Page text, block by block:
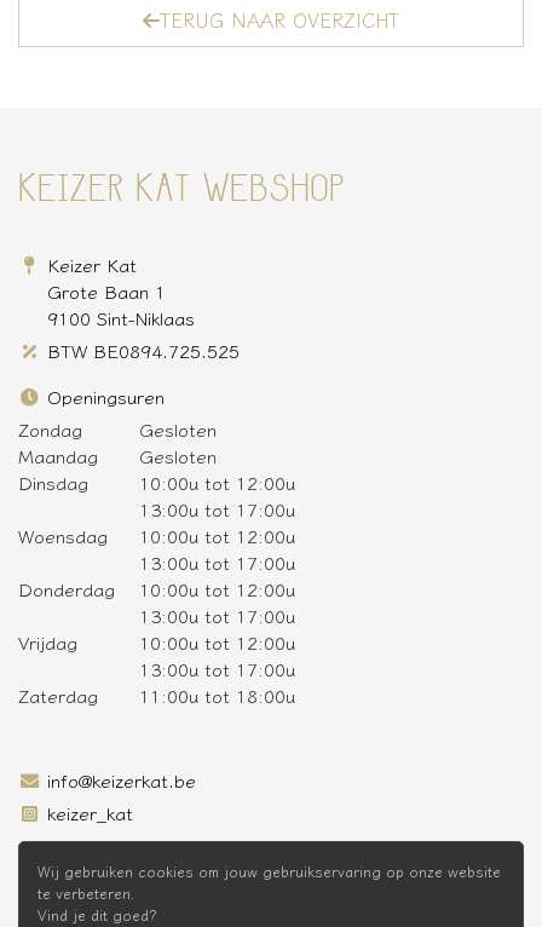
TERUG NAAR OVERZICHT
KEIZER KAT WEBSHOP
Keizer Kat
Grote Baan 1
9100 Sint-Niklaas
BTW BE0894.725.525
Openingsuren
Zondag
Gesloten
Maandag
Gesloten
Dinsdag
10:00u tot 12:00u
13:00u tot 17:00u
Woensdag
10:00u tot 12:00u
13:00u tot 17:00u
Donderdag
10:00u tot 12:00u
13:00u tot 17:00u
Vrijdag
10:00u tot 12:00u
13:00u tot 17:00u
Zaterdag
11:00u tot 18:00u
info@keizerkat.be
keizer_kat
SCHRIJF JE IN OP DE NIEUWSBRIEF
Wij gebruiken cookies om jouw gebruikservaring op onze website
te verbeteren.
Vind je dit goed?